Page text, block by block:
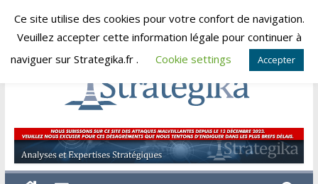
Skip
samedi, août 8, 2026
Strategika
Expertise
Ce site utilise des cookies pour votre confort de navigation.
Veuillez accepter cette information légale pour continuer à
naviguer sur Strategika.fr .
Cookie settings Accepter